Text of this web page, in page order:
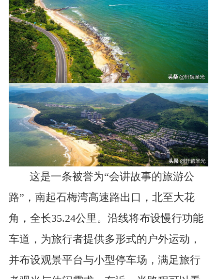
这是一条被誉为“会讲故事的旅游公
路”，南起石梅湾高速路出口，北至大花
角，全长35.24公里。沿线将布设慢行功能
车道，为旅行者提供多形式的户外运动，
并布设观景平台与小型停车场，满足旅行